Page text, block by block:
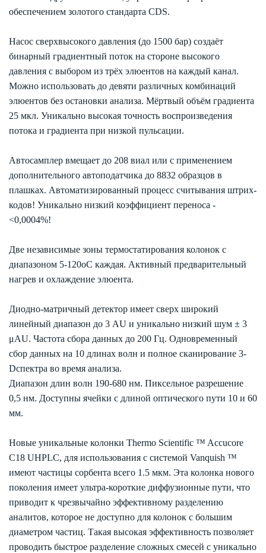
обеспечением золотого стандарта CDS.
Насос сверхвысокого давления (до 1500 бар) создаёт
бинарный градиентный поток на стороне высокого
давления с выбором из трёх элюентов на каждый канал.
Можно использовать до девяти различных комбинаций
элюентов без остановки анализа. Мёртвый объём градиента
25 мкл. Уникально высокая точность воспроизведения
потока и градиента при низкой пульсации.
Автосамплер вмещает до 208 виал или с применением
дополнительного автоподатчика до 8832 образцов в
плашках. Автоматизированный процесс считывания штрих-
кодов! Уникально низкий коэффициент переноса -
<0,0004%!
Две независимые зоны термостатирования колонок с
диапазоном 5-120оС каждая. Активный предварительный
нагрев и охлаждение элюента.
Диодно-матричный детектор имеет сверх широкий
линейный диапазон до 3 AU и уникально низкий шум ± 3
μAU. Частота сбора данных до 200 Гц. Одновременный
сбор данных на 10 длинах волн и полное сканирование 3-
Dспектра во время анализа.
Диапазон длин волн 190-680 нм. Пиксельное разрешение
0,5 нм. Доступны ячейки с длиной оптического пути 10 и 60
мм.
Новые уникальные колонки Thermo Scientific ™ Accucore
C18 UHPLC, для использования с системой Vanquish ™
имеют частицы сорбента всего 1.5 мкм. Эта колонка нового
поколения имеет ультра-короткие диффузионные пути, что
приводит к чрезвычайно эффективному разделению
аналитов, которое не доступно для колонок с большим
диаметром частиц. Такая высокая эффективность позволяет
проводить быстрое разделение сложных смесей с уникально